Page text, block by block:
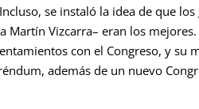
se instaló la idea de que
Martín Vizcarra– eran los
con el Congreso, y
además de un nuevo